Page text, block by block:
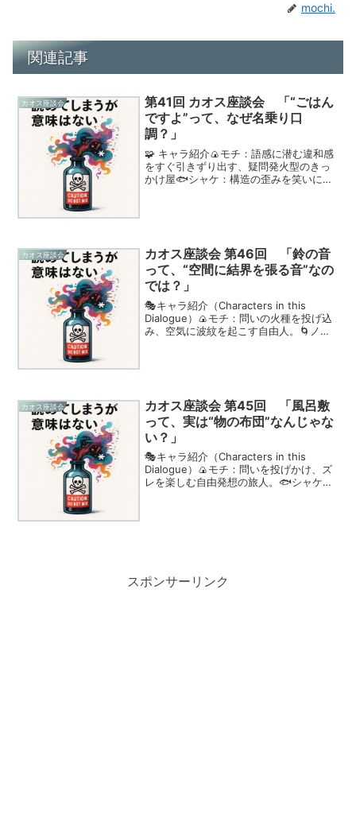
mochi.
関連記事
カオス座談会
第41回 カオス座談会 「“ごはん
ですよ”って、なぜ名乗り口
調？」
🧩 キャラ紹介🍙モチ：語感に潜む違和感
をすぐ引きずり出す、疑問発火型のきっ
かけ屋🐟シャケ：構造の歪みを笑いに変
カオス座談会
カオス座談会 第46回 「鈴の音
って、“空間に結界を張る音”なの
では？」
🎭キャラ紹介（Characters in this
Dialogue）🍙モチ：問いの火種を投げ込
み、空気に波紋を起こす自由人。🌀ノ
カオス座談会
カオス座談会 第45回 「風呂敷
って、実は“物の布団”なんじゃな
い？」
🎭キャラ紹介（Characters in this
Dialogue）🍙モチ：問いを投げかけ、ズ
レを楽しむ自由発想の旅人。🐟シャケ：
スポンサーリンク